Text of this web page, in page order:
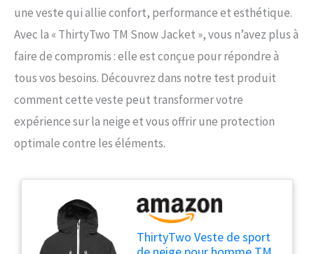
une veste qui allie confort, performance et esthétique.
Avec la « ThirtyTwo TM Snow Jacket », vous n’avez plus à
faire de compromis : elle est conçue pour répondre à
tous vos besoins. Découvrez dans notre test produit
comment cette veste peut transformer votre
expérience sur la neige et vous offrir une protection
optimale contre les éléments.
ThirtyTwo Veste de sport